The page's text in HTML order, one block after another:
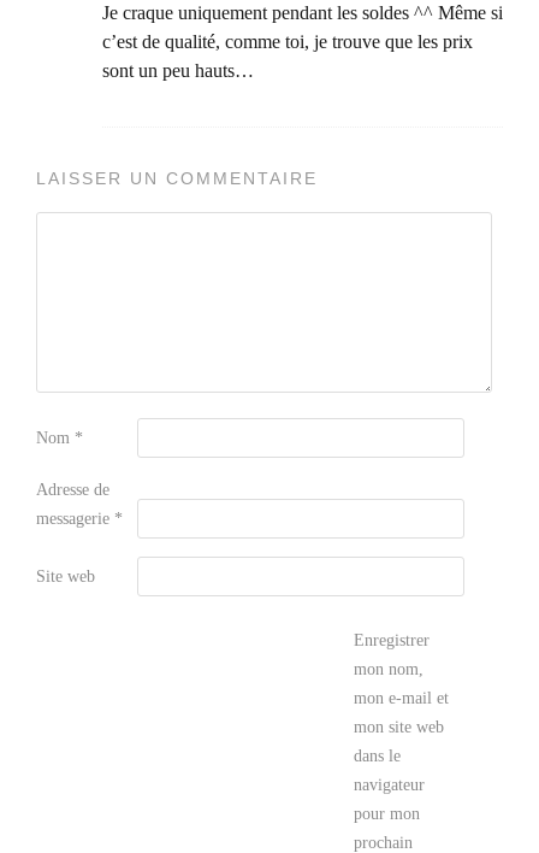
Je craque uniquement pendant les soldes ^^ Même si
c’est de qualité, comme toi, je trouve que les prix
sont un peu hauts…
LAISSER UN COMMENTAIRE
Nom *
Adresse de
messagerie *
Site web
Enregistrer
mon nom,
mon e-mail et
mon site web
dans le
navigateur
pour mon
prochain